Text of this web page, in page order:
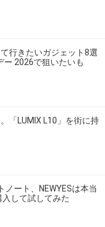
行きたいガジェット8選
ー 2026で狙いたいも
「LUMIX L10」を街に持
ート、NEWYESは本当
して試してみた